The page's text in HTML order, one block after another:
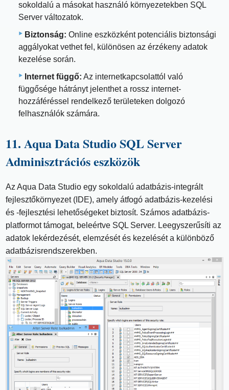
sokoldalú a másokat használó környezetekben SQL
Server változatok.
Biztonság: Online eszközként potenciális biztonsági
aggályokat vethet fel, különösen az érzékeny adatok
kezelése során.
Internet függő: Az internetkapcsolattól való
függősége hátrányt jelenthet a rossz internet-
hozzáféréssel rendelkező területeken dolgozó
felhasználók számára.
11. Aqua Data Studio SQL Server
Adminisztrációs eszközök
Az Aqua Data Studio egy sokoldalú adatbázis-integrált
fejlesztőkörnyezet (IDE), amely átfogó adatbázis-kezelési
és -fejlesztési lehetőségeket biztosít. Számos adatbázis-
platformot támogat, beleértve SQL Server. Leegyszerűsíti az
adatok lekérdezését, elemzését és kezelését a különböző
adatbázisrendszerekben.